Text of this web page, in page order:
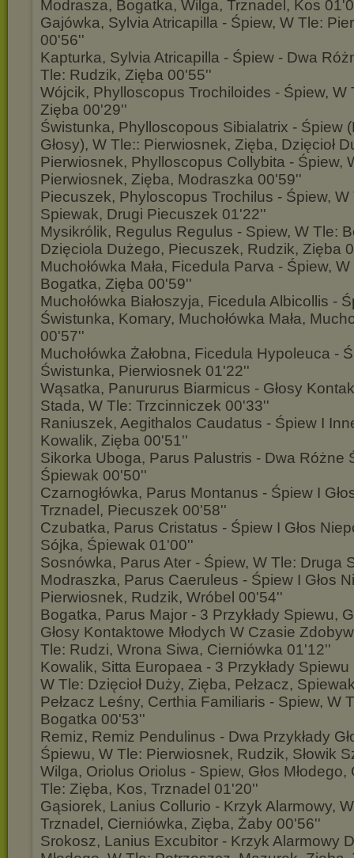
Modrasza, Bogatka, Wilga, Trznadel, Kos
Gajówka, Sylvia Atricapilla - Śpiew, W Tle:
00'56''
Kapturka, Sylvia Atricapilla - Śpiew - Dwa
Tle: Rudzik, Zięba 00'55''
Wójcik, Phylloscopus Trochiloides - Śpiew, W
Zięba 00'29''
Świstunka, Phylloscopous Sibialatrix - Śpiew
Głosy), W Tle:: Pierwiosnek, Zięba, Dzięcioł
Pierwiosnek, Phylloscopus Collybita - Śpiew,
Pierwiosnek, Zięba, Modraszka 00'59''
Piecuszek, Phyloscopus Trochilus - Śpiew,
Spiewak, Drugi Piecuszek 01'22''
Mysikrólik, Regulus Regulus - Spiew, W Tle:
Dzięciola Dużego, Piecuszek, Rudzik, Zięba
Muchołówka Mała, Ficedula Parva - Śpiew,
Bogatka, Zięba 00'59''
Muchołówka Białoszyja, Ficedula Albicollis -
Świstunka, Komary, Muchołówka Mała,
00'57''
Muchołówka Żałobna, Ficedula Hypoleuca -
Świstunka, Pierwiosnek 01'22''
Wąsatka, Panururus Biarmicus - Głosy
Stada, W Tle: Trzcinniczek 00'33''
Raniuszek, Aegithalos Caudatus - Śpiew I
Kowalik, Zięba 00'51''
Sikorka Uboga, Parus Palustris - Dwa Różne
Śpiewak 00'50''
Czarnogłówka, Parus Montanus - Śpiew I
Trznadel, Piecuszek 00'58''
Czubatka, Parus Cristatus - Śpiew I Głos
Sójka, Śpiewak 01'00''
Sosnówka, Parus Ater - Śpiew, W Tle: Druga
Modraszka, Parus Caeruleus - Śpiew I Głos
Pierwiosnek, Rudzik, Wróbel 00'54''
Bogatka, Parus Major - 3 Przykłady Spiewu,
Głosy Kontaktowe Młodych W Czasie
Tle: Rudzi, Wrona Siwa, Cierniówka 01'12''
Kowalik, Sitta Europaea - 3 Przykłady Spiewu
W Tle: Dzięcioł Duży, Zięba, Pełzacz,
Pełzacz Leśny, Certhia Familiaris - Spiew, W
Bogatka 00'53''
Remiz, Remiz Pendulinus - Dwa Przykłady
Śpiewu, W Tle: Pierwiosnek, Rudzik, Słowik
Wilga, Oriolus Oriolus - Spiew, Głos Młodego,
Tle: Zięba, Kos, Trznadel 01'20''
Gąsiorek, Lanius Collurio - Krzyk Alarmowy,
Trznadel, Cierniówka, Zięba, Żaby 00'56''
Srokosz, Lanius Excubitor - Krzyk Alarmowy